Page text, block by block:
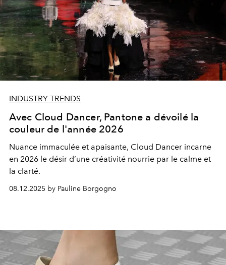
INDUSTRY TRENDS
Avec Cloud Dancer, Pantone a dévoilé la
couleur de l'année 2026
Nuance immaculée et apaisante, Cloud Dancer incarne
en 2026 le désir d’une créativité nourrie par le calme et
la clarté.
08.12.2025 by Pauline Borgogno